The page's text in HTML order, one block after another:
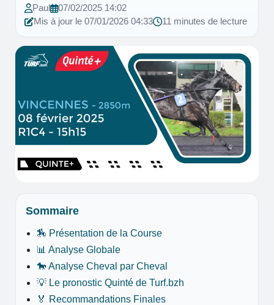
Paul
07/02/2025 14:02
Mis à jour le 07/01/2026 04:33
11 minutes de lecture
Sommaire
🏇 Présentation de la Course
📊 Analyse Globale
🐎 Analyse Cheval par Cheval
💡 Le pronostic Quinté de Turf.bzh
🏅 Recommandations Finales